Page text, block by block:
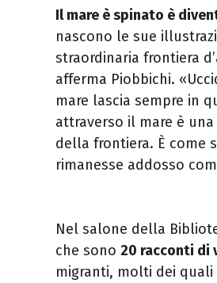
Il mare è spinato è
nascono le sue
straordinaria frontiera
afferma Piobbichi.
mare lascia sempre in
attraverso il mare è
della frontiera. È come
rimanesse addosso
Nel salone della
che sono 20 racconti di
migranti, molti dei quali